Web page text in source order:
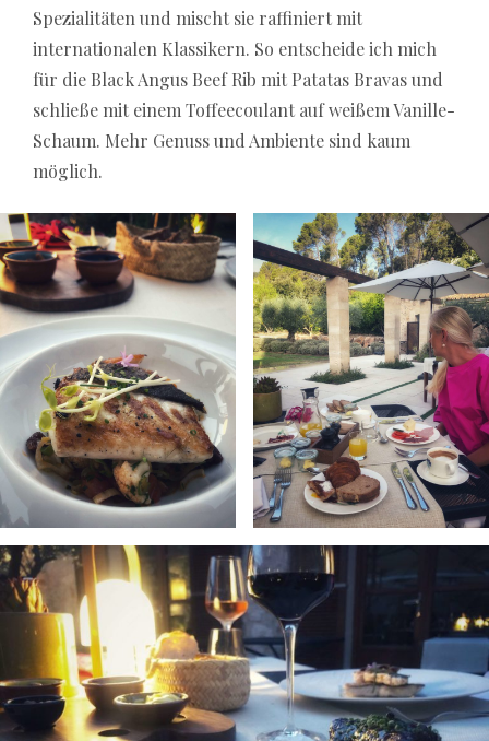
Spezialitäten und mischt sie raffiniert mit
internationalen Klassikern. So entscheide ich mich
für die Black Angus Beef Rib mit Patatas Bravas und
schließe mit einem Toffeecoulant auf weißem Vanille-
Schaum. Mehr Genuss und Ambiente sind kaum
möglich.